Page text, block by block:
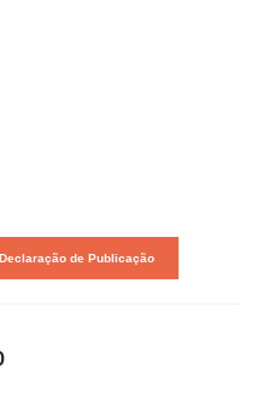
de Publicação